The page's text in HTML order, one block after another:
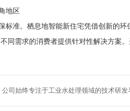
地区
准。栖息地智能新住宅凭借创新的环
同需求的消费者提供针对性解决方案